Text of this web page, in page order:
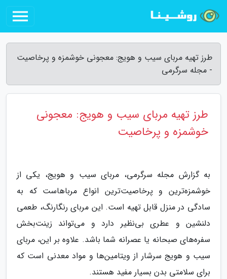
طرز تهیه مربای سیب و هویج: معجونی خوشمزه و پرخاصیت
- مجله سرگرمی
طرز تهیه مربای سیب و هویج: معجونی
خوشمزه و پرخاصیت
به گزارش مجله سرگرمی، مربای سیب و هویج، یکی از
خوشمزه‌ترین و پرخاصیت‌ترین انواع مرباهاست که به
سادگی در منزل قابل تهیه است. این مربای رنگارنگ، طعمی
دلنشین و عطری بی‌نظیر دارد و می‌تواند زینت‌بخش
سفره‌های صبحانه یا عصرانه شما باشد. علاوه بر این، مربای
سیب و هویج سرشار از ویتامین‌ها و مواد معدنی است که
برای سلامتی بدن بسیار مفید هستند.